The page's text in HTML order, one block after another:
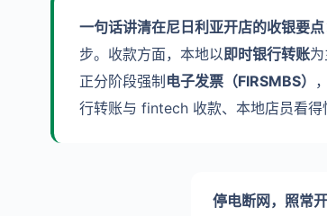
一句话讲清在尼日利亚开店的收银要点
步。收款方面，本地以即时银行转账
正分阶段强制 电子发票（FIRSMBS）
行转账与 fintech 收款、本地店员看得
停电断网，照常